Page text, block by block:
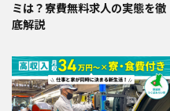
ミは？寮費無料求人の実態を徹
底解説